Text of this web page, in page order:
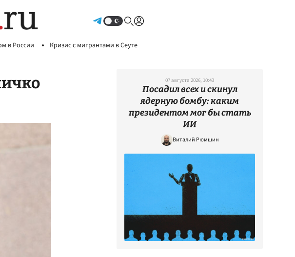
в России Кризис с мигрантами в Сеуте
07 августа 2026, 10:43
Посадил всех и скинул
ядерную бомбу: каким
президентом мог бы стать
ИИ
Виталий Рюмшин